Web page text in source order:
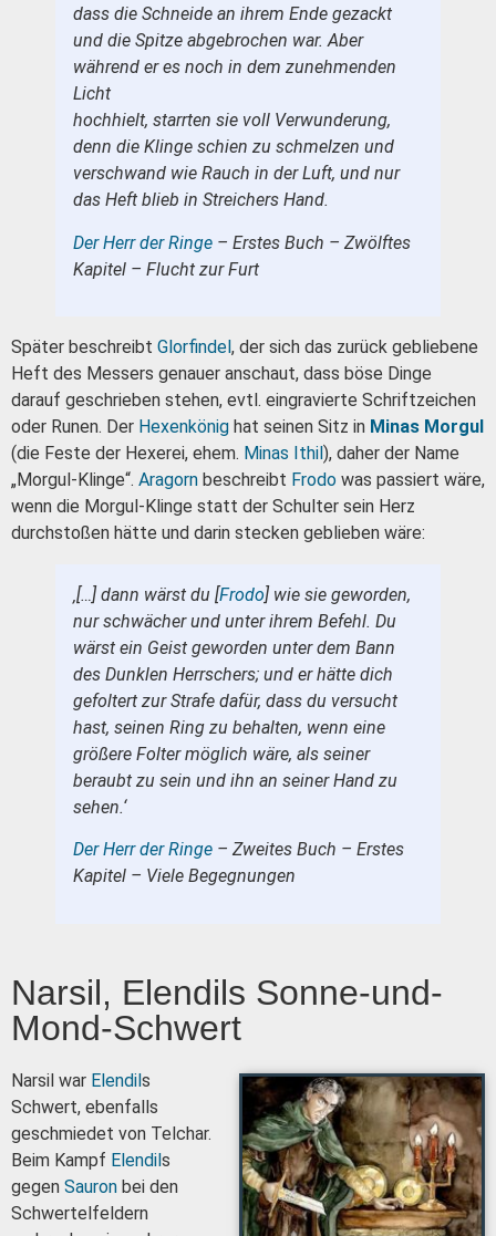
dass die Schneide an ihrem Ende gezackt
und die Spitze abgebrochen war. Aber
während er es noch in dem zunehmenden
Licht
hochhielt, starrten sie voll Verwunderung,
denn die Klinge schien zu schmelzen und
verschwand wie Rauch in der Luft, und nur
das Heft blieb in Streichers Hand.
Der Herr der Ringe – Erstes Buch – Zwölftes
Kapitel – Flucht zur Furt
Später beschreibt Glorfindel, der sich das zurück gebliebene
Heft des Messers genauer anschaut, dass böse Dinge
darauf geschrieben stehen, evtl. eingravierte Schriftzeichen
oder Runen. Der Hexenkönig hat seinen Sitz in Minas Morgul
(die Feste der Hexerei, ehem. Minas Ithil), daher der Name
„Morgul-Klinge“. Aragorn beschreibt Frodo was passiert wäre,
wenn die Morgul-Klinge statt der Schulter sein Herz
durchstoßen hätte und darin stecken geblieben wäre:
‚[…] dann wärst du [Frodo] wie sie geworden,
nur schwächer und unter ihrem Befehl. Du
wärst ein Geist geworden unter dem Bann
des Dunklen Herrschers; und er hätte dich
gefoltert zur Strafe dafür, dass du versucht
hast, seinen Ring zu behalten, wenn eine
größere Folter möglich wäre, als seiner
beraubt zu sein und ihn an seiner Hand zu
sehen.‘
Der Herr der Ringe – Zweites Buch – Erstes
Kapitel – Viele Begegnungen
Narsil, Elendils Sonne-und-
Mond-Schwert
Narsil war Elendils
Schwert, ebenfalls
geschmiedet von Telchar.
Beim Kampf Elendils
gegen Sauron bei den
Schwertelfeldern